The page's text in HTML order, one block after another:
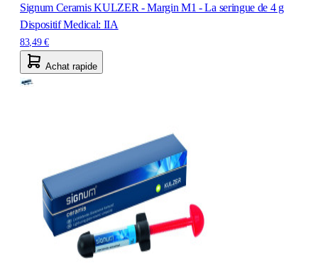
Signum Ceramis KULZER - Margin M1 - La seringue de 4 g
Dispositif Medical: IIA
83,49 €
Achat rapide